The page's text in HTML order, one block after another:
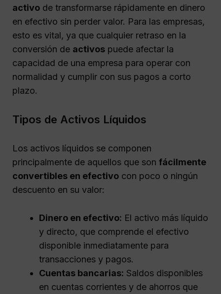
activo de transformarse rápidamente en dinero
en efectivo sin perder valor. Para las empresas,
esto es vital, ya que cualquier retraso en la
conversión de activos puede afectar la
capacidad de una empresa para operar con
normalidad y cumplir con sus pagos a corto
plazo.
Tipos de Activos Líquidos
Los activos líquidos se componen
principalmente de aquellos que son fácilmente
convertibles en efectivo con poco o ningún
descuento en su valor:
Dinero en efectivo: El activo más líquido
y directo, que comprende el efectivo
disponible inmediatamente para
transacciones y pagos.
Cuentas bancarias: Saldos disponibles
en cuentas corrientes y de ahorros que